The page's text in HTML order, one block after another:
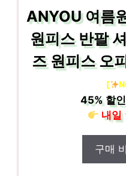
ANYOU 여름
원피스 반팔
즈 원피스 오
[
45%할
내일
구매